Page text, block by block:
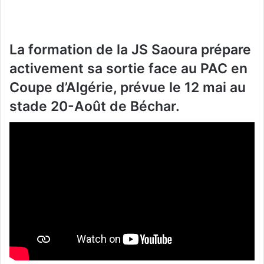
La formation de la JS Saoura prépare
activement sa sortie face au PAC en
Coupe d’Algérie, prévue le 12 mai au
stade 20-Août de Béchar.